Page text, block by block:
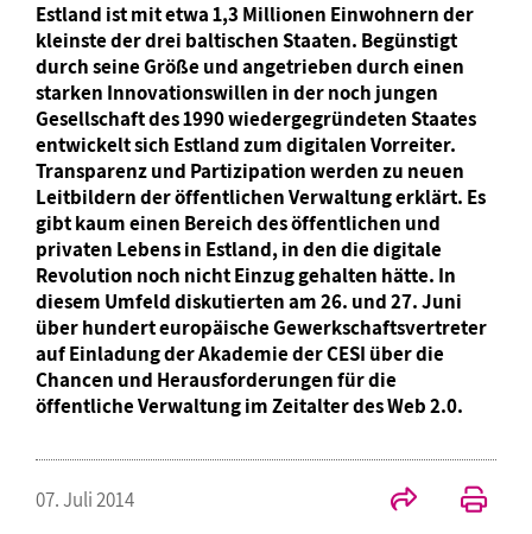
Estland ist mit etwa 1,3 Millionen Einwohnern der
kleinste der drei baltischen Staaten. Begünstigt
durch seine Größe und angetrieben durch einen
starken Innovationswillen in der noch jungen
Gesellschaft des 1990 wiedergegründeten Staates
entwickelt sich Estland zum digitalen Vorreiter.
Transparenz und Partizipation werden zu neuen
Leitbildern der öffentlichen Verwaltung erklärt. Es
gibt kaum einen Bereich des öffentlichen und
privaten Lebens in Estland, in den die digitale
Revolution noch nicht Einzug gehalten hätte. In
diesem Umfeld diskutierten am 26. und 27. Juni
über hundert europäische Gewerkschaftsvertreter
auf Einladung der Akademie der CESI über die
Chancen und Herausforderungen für die
öffentliche Verwaltung im Zeitalter des Web 2.0.
07. Juli 2014